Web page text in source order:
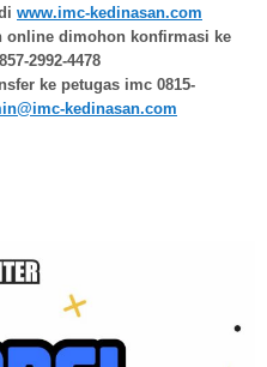
www.imc-kedinasan.com
online dimohon konfirmasi ke
2992-4478
ke petugas imc 0815-
kedinasan.com